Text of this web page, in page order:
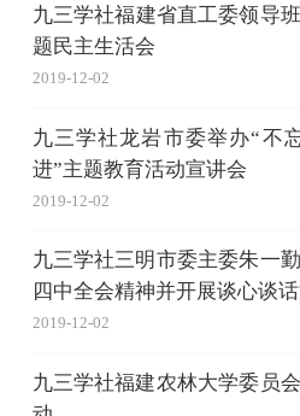
九三学社福建省直工委领导
题民主生活会
2019-12-02
九三学社龙岩市委举办“不
进”主题教育活动宣讲会
2019-12-02
九三学社三明市委主委朱一
四中全会精神并开展谈心谈
2019-12-02
九三学社福建农林大学委员